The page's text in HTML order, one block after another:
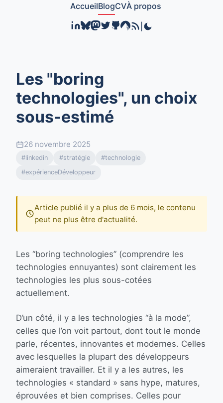
AccueilBlogCVÀ propos
Les "boring
technologies", un choix
sous-estimé
26 novembre 2025
#linkedin #stratégie
#technologie
#expérienceDéveloppeur
Article publié il y a plus de 6 mois, le contenu
peut ne plus être d'actualité.
Les “boring technologies” (comprendre les
technologies ennuyantes) sont clairement les
technologies les plus sous-cotées
actuellement.
D’un côté, il y a les technologies “à la mode”,
celles que l’on voit partout, dont tout le monde
parle, récentes, innovantes et modernes. Celles
avec lesquelles la plupart des développeurs
aimeraient travailler. Et il y a les autres, les
technologies « standard » sans hype, matures,
éprouvées et bien comprises. Celles pour